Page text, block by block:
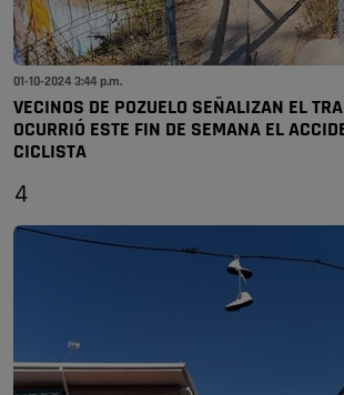
01-10-2024 3:44 p.m.
VECINOS DE POZUELO SEÑALIZAN EL
OCURRIÓ ESTE FIN DE SEMANA EL
CICLISTA
4